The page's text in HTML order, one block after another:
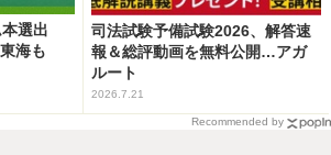
選出
海も
司法試験予備試験2026、解答速
報＆総評動画を無料公開…アガ
ルート
2026.7.21
Recommended by